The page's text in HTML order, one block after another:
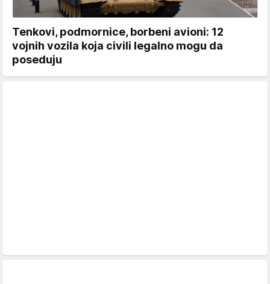
Tenkovi, podmornice, borbeni avioni: 12
vojnih vozila koja civili legalno mogu da
poseduju